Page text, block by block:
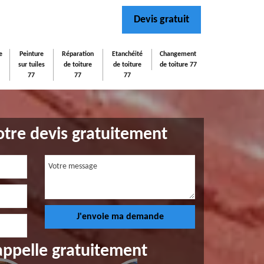
Devis gratuit
Peinture
sur tuiles
77
Réparation
de toiture
77
Etanchéité
de toiture
77
Changement
de toiture 77
devis gratuitement
gratuitement